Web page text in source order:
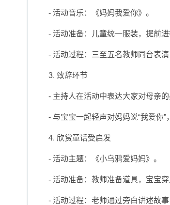
- 活动音乐：《妈妈我爱你》。
- 活动准备：儿童统一服装，提前进
- 活动过程：三至五名教师同台表演
3. 致辞环节
- 主持人在活动中表达大家对母亲
- 与宝宝一起轻声对妈妈说“我爱你
4. 欣赏童话受启发
- 活动主题：《小乌鸦爱妈妈》。
- 活动准备：教师准备道具，宝宝
- 活动过程：老师通过旁白讲述故